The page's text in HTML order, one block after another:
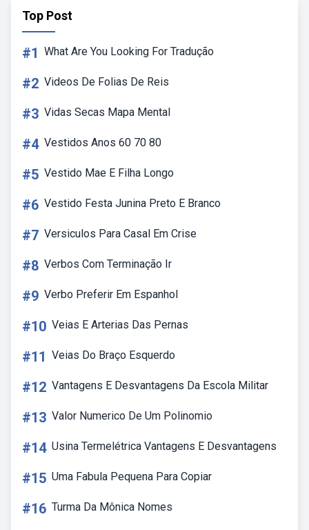
Top Post
#1 What Are You Looking For Tradução
#2 Videos De Folias De Reis
#3 Vidas Secas Mapa Mental
#4 Vestidos Anos 60 70 80
#5 Vestido Mae E Filha Longo
#6 Vestido Festa Junina Preto E Branco
#7 Versiculos Para Casal Em Crise
#8 Verbos Com Terminação Ir
#9 Verbo Preferir Em Espanhol
#10 Veias E Arterias Das Pernas
#11 Veias Do Braço Esquerdo
#12 Vantagens E Desvantagens Da Escola Militar
#13 Valor Numerico De Um Polinomio
#14 Usina Termelétrica Vantagens E Desvantagens
#15 Uma Fabula Pequena Para Copiar
#16 Turma Da Mônica Nomes